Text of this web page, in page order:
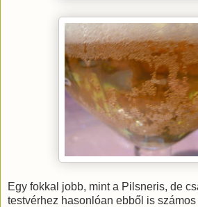
Egy fokkal jobb, mint a Pilsneris, de
testvérhez hasonlóan ebből is